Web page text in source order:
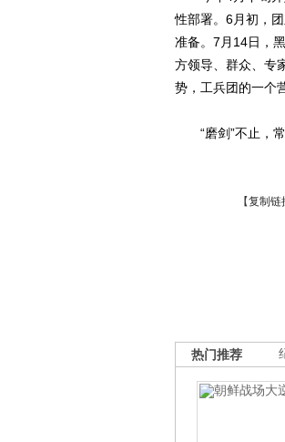
性部署。6月初，
准备。7月14日，
方领导、群众、专
势，工兵团的一个
“磨剑”不止，常
【复制链
热门推荐